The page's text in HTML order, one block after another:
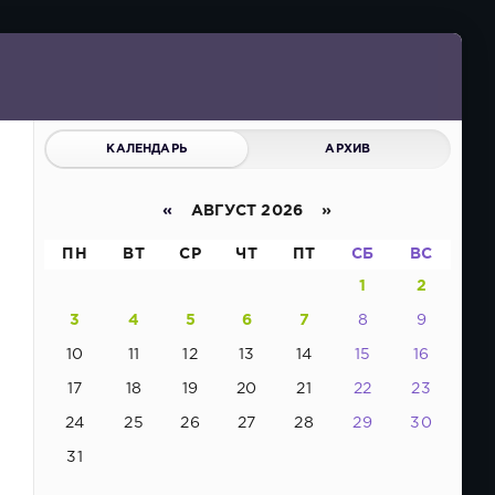
КАЛЕНДАРЬ АРХИВ
« АВГУСТ 2026 »
ПН ВТ СР ЧТ ПТ СБ ВС
1 2
3 4 5 6 7 8 9
10 11 12 13 14 15 16
17 18 19 20 21 22 23
24 25 26 27 28 29 30
31